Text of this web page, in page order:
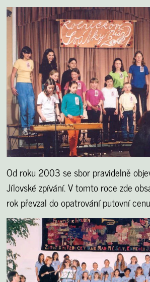
Od roku 2003 se sbor pravidelně
Jílovské zpívání. V tomto roce zde
rok převzal do opatrování putovní